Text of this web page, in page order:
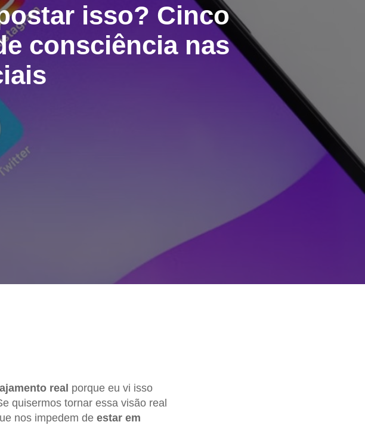
isso? Cinco
consciência nas
real porque eu vi isso
quisermos tornar essa visão real
nos impedem de estar em